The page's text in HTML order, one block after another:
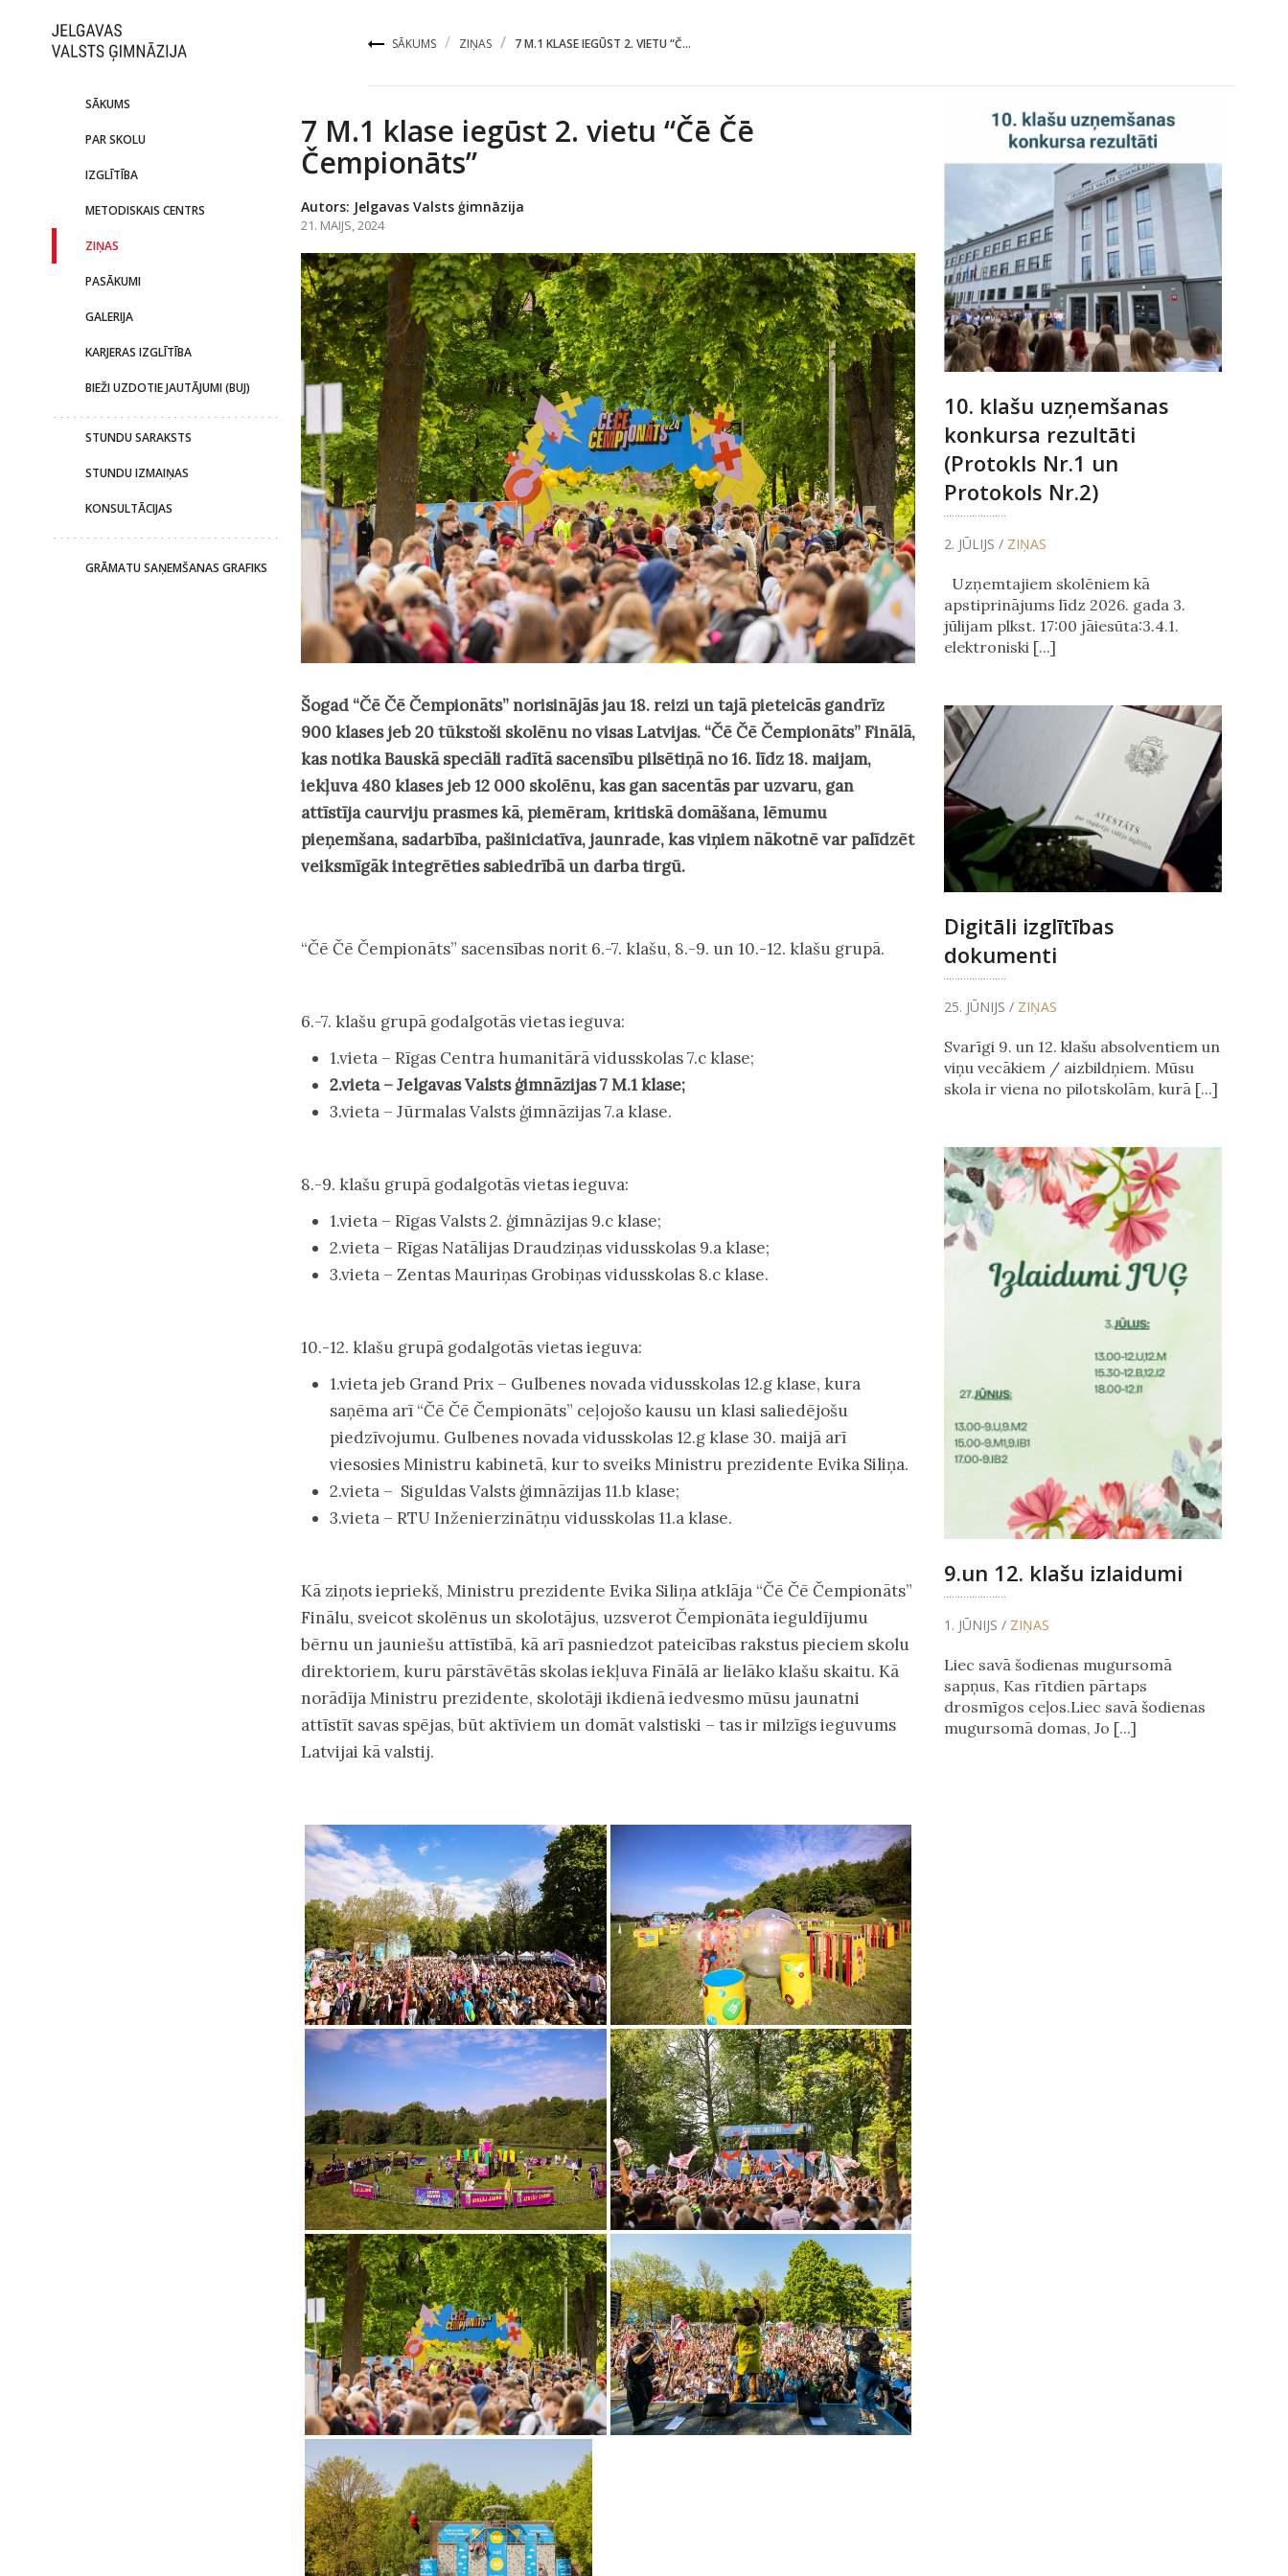
SĀKUMS ZIŅAS 7 M.1 KLASE IEGŪST 2. VIETU “Č...
SĀKUMS
PAR SKOLU
IZGLĪTĪBA
METODISKAIS CENTRS
ZIŅAS
PASĀKUMI
GALERIJA
KARJERAS IZGLĪTĪBA
BIEŽI UZDOTIE JAUTĀJUMI (BUJ)
STUNDU SARAKSTS
STUNDU IZMAIŅAS
KONSULTĀCIJAS
GRĀMATU SAŅEMŠANAS GRAFIKS
7 M.1 klase iegūst 2. vietu “Čē Čē
Čempionāts”
Autors: Jelgavas Valsts ģimnāzija
21. MAIJS, 2024
Šogad “Čē Čē Čempionāts” norisinājās jau 18. reizi un tajā pieteicās gandrīz
900 klases jeb 20 tūkstoši skolēnu no visas Latvijas. “Čē Čē Čempionāts” Finālā,
kas notika Bauskā speciāli radītā sacensību pilsētiņā no 16. līdz 18. maijam,
iekļuva 480 klases jeb 12 000 skolēnu, kas gan sacentās par uzvaru, gan
attīstīja caurviju prasmes kā, piemēram, kritiskā domāšana, lēmumu
pieņemšana, sadarbība, pašiniciatīva, jaunrade, kas viņiem nākotnē var palīdzēt
veiksmīgāk integrēties sabiedrībā un darba tirgū.
“Čē Čē Čempionāts” sacensības norit 6.-7. klašu, 8.-9. un 10.-12. klašu grupā.
6.-7. klašu grupā godalgotās vietas ieguva:
1.vieta – Rīgas Centra humanitārā vidusskolas 7.c klase;
2.vieta – Jelgavas Valsts ģimnāzijas 7 M.1 klase;
3.vieta – Jūrmalas Valsts ģimnāzijas 7.a klase.
8.-9. klašu grupā godalgotās vietas ieguva:
1.vieta – Rīgas Valsts 2. ģimnāzijas 9.c klase;
2.vieta – Rīgas Natālijas Draudziņas vidusskolas 9.a klase;
3.vieta – Zentas Mauriņas Grobiņas vidusskolas 8.c klase.
10.-12. klašu grupā godalgotās vietas ieguva:
1.vieta jeb Grand Prix – Gulbenes novada vidusskolas 12.g klase, kura
saņēma arī “Čē Čē Čempionāts” ceļojošo kausu un klasi saliedējošu
piedzīvojumu. Gulbenes novada vidusskolas 12.g klase 30. maijā arī
viesosies Ministru kabinetā, kur to sveiks Ministru prezidente Evika Siliņa.
2.vieta – Siguldas Valsts ģimnāzijas 11.b klase;
3.vieta – RTU Inženierzinātņu vidusskolas 11.a klase.
Kā ziņots iepriekš, Ministru prezidente Evika Siliņa atklāja “Čē Čē Čempionāts”
Finālu, sveicot skolēnus un skolotājus, uzsverot Čempionāta ieguldījumu
bērnu un jauniešu attīstībā, kā arī pasniedzot pateicības rakstus pieciem skolu
direktoriem, kuru pārstāvētās skolas iekļuva Finālā ar lielāko klašu skaitu. Kā
norādīja Ministru prezidente, skolotāji ikdienā iedvesmo mūsu jaunatni
attīstīt savas spējas, būt aktīviem un domāt valstiski – tas ir milzīgs ieguvums
Latvijai kā valstij.
10. klašu uzņemšanas
konkursa rezultāti
(Protokls Nr.1 un
Protokols Nr.2)
2. JŪLIJS / ZIŅAS
Uzņemtajiem skolēniem kā
apstiprinājums līdz 2026. gada 3.
jūlijam plkst. 17:00 jāiesūta:3.4.1.
elektroniski [...]
Digitāli izglītības
dokumenti
25. JŪNIJS / ZIŅAS
Svarīgi 9. un 12. klašu absolventiem un
viņu vecākiem / aizbildņiem. Mūsu
skola ir viena no pilotskolām, kurā [...]
9.un 12. klašu izlaidumi
1. JŪNIJS / ZIŅAS
Liec savā šodienas mugursomā
sapņus, Kas rītdien pārtaps
drosmīgos ceļos.Liec savā šodienas
mugursomā domas, Jo [...]